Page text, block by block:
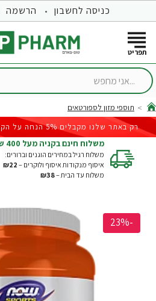
כניסה לחשבון הרשמה
...אני
home
תוספי מזון לספורטאים
רק באתר שלנו מקבלים 5% הנחה על הקנייה הבאה |
משלוח חינם בקניה מעל 400 ש"ח | דרך איפוסט עד 5 ק"ג
משלוח רגיל במחירים הוגנים וברורים:
איסוף מנקודות איסוף ולוקרים – ₪22
משלוח עד הבית –₪38
-23%